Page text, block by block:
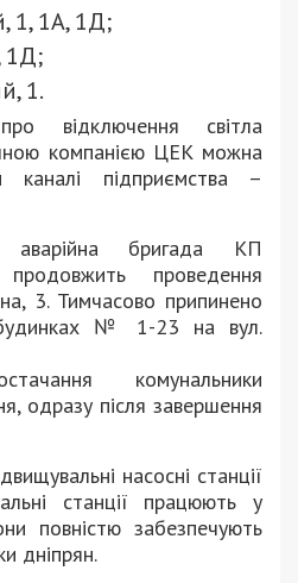
1, 1А, 1Д;
1Д;
1.
відключення світла
компанією ЦЕК можна
підприємства –
бригада КП
продовжить проведення
3. Тимчасово припинено
№ 1-23 на вул.
комунальники
одразу після завершення
насосні станції
станції працюють у
повністю забезпечують
дніпрян.